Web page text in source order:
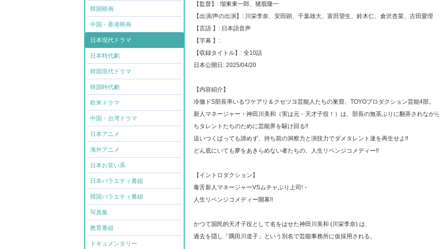
韓国映画
中国・香港映画
日本現代ドラマ
日本時代劇
韓国現代ドラマ
韓国時代劇
欧米ドラマ
中国・台湾ドラマ
日本アニメ
海外アニメ
日本お笑い系
日本バラエティ番組
韓国バラエティ番組
写真集
教育番組
ドキュメンタリー
【監督】: 瑠東東一郎、猪股隆一
【出演/声の出演】: 川栄李奈、安田顕、千葉雄大、富田望生、鈴木仁、倉沢杏菜、古田愛理
【言語 】: 日本語音声
【字幕 】:
【収録タイトル】: 全10話
日本公開日: 2025/04/20
【内容紹介】
冷徹ドS部長率いるワケアリ＆クセツヨ芸能人たちの巣窟、TOYOプロダクション芸能4部。
新人マネージャー・神田川美和（実は元・天才子役！）は、部長の無茶ぶりに翻弄されなが
ちタレントたちのために芸能界を駆け回る!!
這いつくばっても諦めず、持ち前の洞察力と演技力でダメタレント達を再生せよ!!
どん底にいても夢をあきらめない者たちの、人生リベンジコメディー!!
【イントロダクション】
毒舌新人マネージャーVSムチャぶり上司!・
人生リベンジコメディー開幕!!
かつて国民的天才子役として名をはせた神田川美和 (川栄李奈) は、
過去を隠し「隅田川道子」という別名で芸能事務所に仮採用される。